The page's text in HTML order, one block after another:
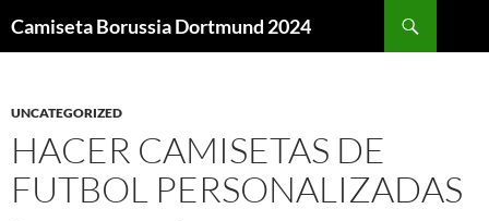
Camiseta Borussia Dortmund 2024
UNCATEGORIZED
HACER CAMISETAS DE
FUTBOL PERSONALIZADAS